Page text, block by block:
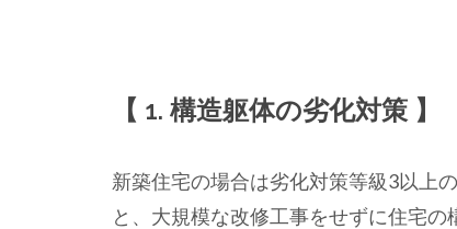
【 1. 構造躯体の劣化対策 】
新築住宅の場合は劣化対策等級3以上
と、大規模な改修工事をせずに住宅